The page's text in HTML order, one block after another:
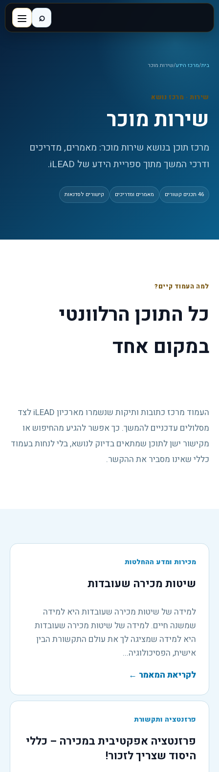
⌕
בית/מרכז הידע/שירות מוכר
שירות· מרכז נושא
שירות מוכר
מרכז תוכן בנושא שירות מוכר: מאמרים, מדריכים
ודרכי המשך מתוך ספריית הידע של iLEAD.
46 תכנים קשורים מאמרים ומדריכים קישורים לסדנאות
למה העמוד קיים?
כל התוכן הרלוונטי
במקום אחד
העמוד מרכז כתובות ותיקות שנשמרו מארכיון iLEAD לצד
מסלולים עדכניים להמשך. כך אפשר להגיע מהחיפוש או
מקישור ישן לתוכן שמתאים בדיוק לנושא, בלי לנחות בעמוד
כללי שאינו מסביר את ההקשר.
מכירות ומדע ההחלטות
שיטות מכירה שעובדות
למידה של שיטות מכירה שעובדות היא למידה
שמשנה חיים. למידה של שיטות מכירה שעובדות
היא למידה שמציגה לך את עולם התקשורת הבין
אישית, הפסיכולוגיה...
לקריאת המאמר ←
פרזנטציה ותקשורת
פרזנטציה אפקטיבית במכירה – כללי
היסוד שצריך לזכור!